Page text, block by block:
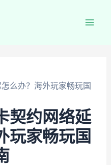
么办？海外玩家畅玩国
契约网络延
玩家畅玩国